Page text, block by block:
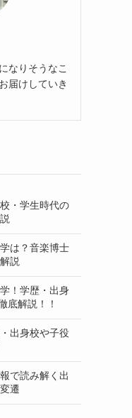
なりそうなこ
届けしていき
・学生時代の
は？音楽博士
説
！学歴・出身
底解説！！
出身校や子役
で読み解く出
遷